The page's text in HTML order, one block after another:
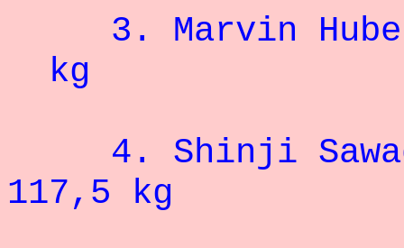
3. Marvin
kg
4. Shinji
117,5 kg